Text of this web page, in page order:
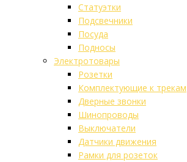
Статуэтки
Подсвечники
Посуда
Подносы
Электротовары
Розетки
Комплектующие к трекам
Дверные звонки
Шинопроводы
Выключатели
Датчики движения
Рамки для розеток